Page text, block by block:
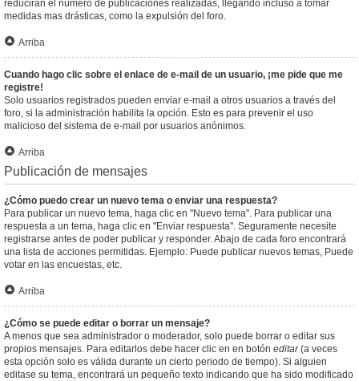
reducirán el número de publicaciones realizadas, llegando incluso a tomar
medidas mas drásticas, como la expulsión del foro.
Arriba
Cuando hago clic sobre el enlace de e-mail de un usuario, ¡me pide que me
registre!
Solo usuarios registrados pueden enviar e-mail a otros usuarios a través del
foro, si la administración habilita la opción. Esto es para prevenir el uso
malicioso del sistema de e-mail por usuarios anónimos.
Arriba
Publicación de mensajes
¿Cómo puedo crear un nuevo tema o enviar una respuesta?
Para publicar un nuevo tema, haga clic en "Nuevo tema". Para publicar una
respuesta a un tema, haga clic en "Enviar respuesta". Seguramente necesite
registrarse antes de poder publicar y responder. Abajo de cada foro encontrará
una lista de acciones permitidas. Ejemplo: Puede publicar nuevos temas, Puede
votar en las encuestas, etc.
Arriba
¿Cómo se puede editar o borrar un mensaje?
A menos que sea administrador o moderador, solo puede borrar o editar sus
propios mensajes. Para editarlos debe hacer clic en en botón editar(a veces
esta opción solo es válida durante un cierto periodo de tiempo). Si alguien
editase su tema, encontrará un pequeño texto indicando que ha sido modificado